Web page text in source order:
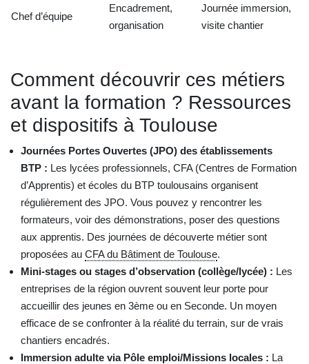
Chef d’équipe
Encadrement,
organisation
Journée immersion,
visite chantier
Comment découvrir ces métiers
avant la formation ? Ressources
et dispositifs à Toulouse
Journées Portes Ouvertes (JPO) des établissements
BTP : Les lycées professionnels, CFA (Centres de Formation
d’Apprentis) et écoles du BTP toulousains organisent
régulièrement des JPO. Vous pouvez y rencontrer les
formateurs, voir des démonstrations, poser des questions
aux apprentis. Des journées de découverte métier sont
proposées au CFA du Bâtiment de Toulouse.
Mini-stages ou stages d’observation (collège/lycée) : Les
entreprises de la région ouvrent souvent leur porte pour
accueillir des jeunes en 3ème ou en Seconde. Un moyen
efficace de se confronter à la réalité du terrain, sur de vrais
chantiers encadrés.
Immersion adulte via Pôle emploi/Missions locales : La